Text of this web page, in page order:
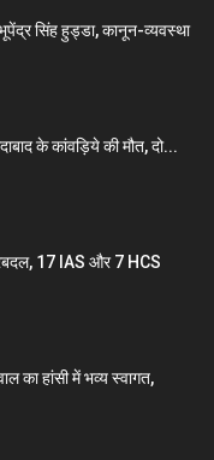
सिंह हुड्डा, कानून-व्यवस्था
के कांवड़िये की मौत, दो...
17 IAS और 7 HCS
का हांसी में भव्य स्वागत,